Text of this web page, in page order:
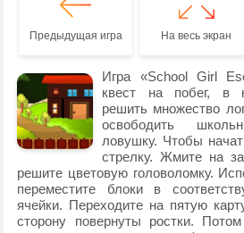
Предыдущая игра На весь экран
Игра «School Girl
квест на побег, в
решить множество
освободить
ловушку. Чтобы
стрелку. Жмите на
решите цветовую головоломку.
переместите блоки в
ячейки. Переходите на пятую
сторону повернуты ростки.